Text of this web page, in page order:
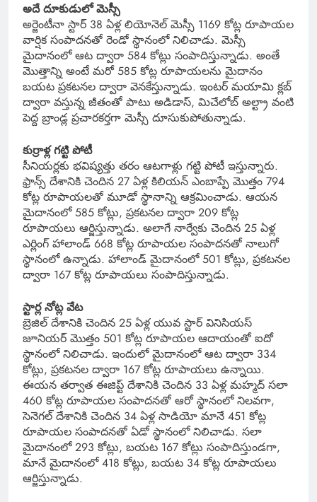
అదే దూకుడులో మెస్సీ
అర్జెంటీనా స్టార్ 38 ఏళ్ల లియోనెల్ మెస్సీ 1169 కోట్ల రూపాయల
వార్షిక సంపాదనతో రెండో స్థానంలో నిలిచాడు. మెస్సీ
మైదానంలో ఆట ద్వారా 584 కోట్లు సంపాదిస్తున్నాడు. అంతే
మొత్తాన్ని అంటే మరో 585 కోట్ల రూపాయలను మైదానం
బయట ప్రకటనల ద్వారా వెనకేస్తున్నాడు. ఇంటర్‌ మయామి క్లబ్‌
ద్వారా వస్తున్న జీతంతో పాటు అడిడాస్, మిచేలోబ్ అల్ట్రా వంటి
పెద్ద బ్రాండ్ల ప్రచారకర్తగా మెస్సీ దూసుకుపోతున్నాడు.
కుర్రాళ్ల గట్టి పోటీ
సీనియర్లకు భవిష్యత్తు తరం ఆటగాళ్లు గట్టి పోటీ ఇస్తున్నారు.
ఫ్రాన్స్ దేశానికి చెందిన 27 ఏళ్ల కిలియన్ ఎంబాప్పే మొత్తం 794
కోట్ల రూపాయలతో మూడో స్థానాన్ని ఆక్రమించాడు. ఆయన
మైదానంలో 585 కోట్లు, ప్రకటనల ద్వారా 209 కోట్ల
రూపాయలు ఆర్జిస్తున్నాడు. అలాగే నార్వేకు చెందిన 25 ఏళ్ల
ఎర్లింగ్ హాలాండ్ 668 కోట్ల రూపాయల సంపాదనతో నాలుగో
స్థానంలో ఉన్నాడు. హాలాండ్ మైదానంలో 501 కోట్లు, ప్రకటనల
ద్వారా 167 కోట్ల రూపాయలు సంపాదిస్తున్నాడు.
స్టార్ల నోట్ల వేట
బ్రెజిల్ దేశానికి చెందిన 25 ఏళ్ల యువ స్టార్ వినిసియస్
జూనియర్ మొత్తం 501 కోట్ల రూపాయల ఆదాయంతో ఐదో
స్థానంలో నిలిచాడు. ఇందులో మైదానంలో ఆట ద్వారా 334
కోట్లు, ప్రకటనల ద్వారా 167 కోట్ల రూపాయలు ఉన్నాయి.
ఈయన తర్వాత ఈజిప్ట్ దేశానికి చెందిన 33 ఏళ్ల మహ్మద్ సలా
460 కోట్ల రూపాయల సంపాదనతో ఆరో స్థానంలో నిలవగా,
సెనెగల్ దేశానికి చెందిన 34 ఏళ్ల సాడియో మానే 451 కోట్ల
రూపాయల సంపాదనతో ఏడో స్థానంలో నిలిచాడు. సలా
మైదానంలో 293 కోట్లు, బయట 167 కోట్లు సంపాదిస్తుండగా,
మానే మైదానంలో 418 కోట్లు, బయట 34 కోట్ల రూపాయలు
ఆర్జిస్తున్నాడు.